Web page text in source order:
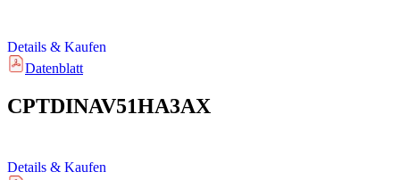
Details & Kaufen
Datenblatt
CPTDINAV51HA3AX
Details & Kaufen